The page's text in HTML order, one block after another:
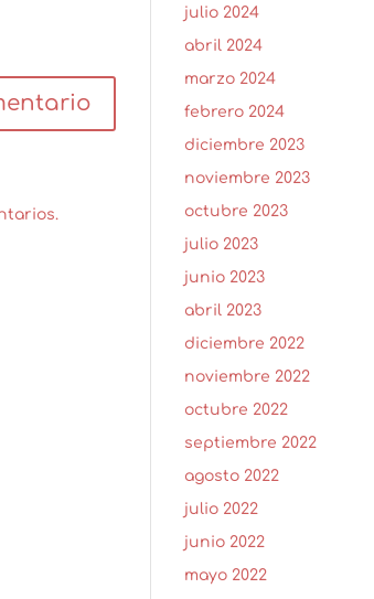
julio 2024
abril 2024
marzo 2024
febrero 2024
diciembre 2023
noviembre 2023
octubre 2023
julio 2023
junio 2023
abril 2023
diciembre 2022
noviembre 2022
octubre 2022
septiembre 2022
agosto 2022
julio 2022
junio 2022
mayo 2022